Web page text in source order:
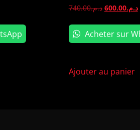
د.م.740.00 د.م.600.00
Acheter sur
Ajouter au panier